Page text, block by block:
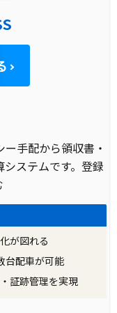
手配から領収書・
ステムです。登録
が図れる
台配車が可能
証跡管理を実現